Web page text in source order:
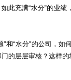
此充满“水分”的业
“水分”的公司，如
的层层审核？这样